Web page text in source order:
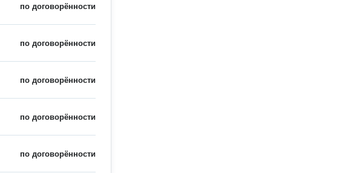
по договорённости
по договорённости
по договорённости
по договорённости
по договорённости